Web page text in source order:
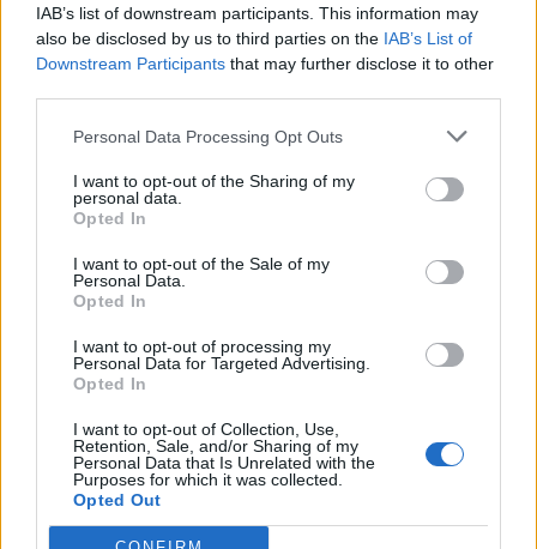
IAB’s list of downstream participants. This information may
also be disclosed by us to third parties on the IAB’s List of
Downstream Participants that may further disclose it to other
Personal Data Processing Opt Outs
I want to opt-out of the Sharing of my
personal data.
Opted In
I want to opt-out of the Sale of my
Personal Data.
Opted In
I want to opt-out of processing my
Personal Data for Targeted Advertising.
Opted In
I want to opt-out of Collection, Use,
Retention, Sale, and/or Sharing of my
Personal Data that Is Unrelated with the
Purposes for which it was collected.
Opted Out
Σχολιάστε
... σχόλια| Κάνε click για να σχολιάσεις